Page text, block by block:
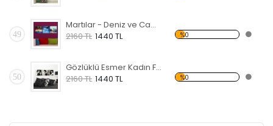
49
Martılar - Deniz ve Cami Forex Tablo
2160 TL 1440 TL %0
50
Gözlüklü Esmer Kadın Forex Tablo
2160 TL 1440 TL %0